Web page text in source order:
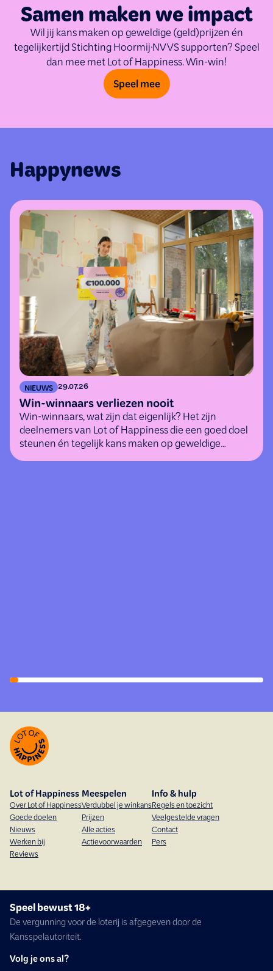
Samen maken we impact
Wil jij kans maken op geweldige (geld)prijzen én
tegelijkertijd Stichting Hoormij∙NVVS supporten? Speel
dan mee met Lot of Happiness. Win-win!
Speel mee
Happynews
NIEUWS 29.07.26
Win-winnaars verliezen nooit
Win-winnaars, wat zijn dat eigenlijk? Het zijn
deelnemers van Lot of Happiness die een goed doel
steunen én tegelijk kans maken op geweldige
(geld)prijzen.
Lot of Happiness
Over Lot of Happiness
Goede doelen
Nieuws
Werken bij
Reviews
Meespelen
Verdubbel je winkans
Prijzen
Alle acties
Actievoorwaarden
Info & hulp
Regels en toezicht
Veelgestelde vragen
Contact
Pers
Speel bewust 18+
De vergunning voor de loterij is afgegeven door de
Kansspelautoriteit.
Volg je ons al?